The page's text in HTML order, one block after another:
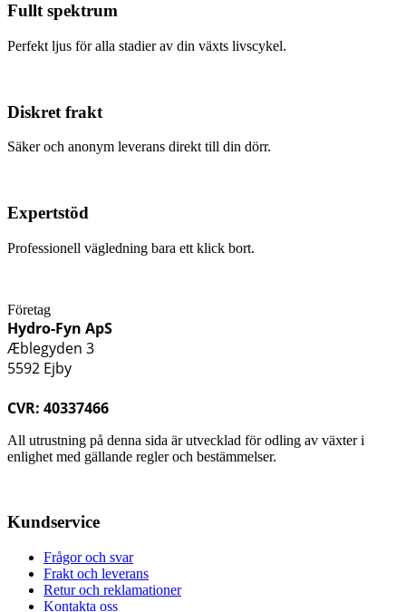
Fullt spektrum
Perfekt ljus för alla stadier av din växts livscykel.
Diskret frakt
Säker och anonym leverans direkt till din dörr.
Expertstöd
Professionell vägledning bara ett klick bort.
Företag
Hydro-Fyn ApS
Æblegyden 3
5592 Ejby
CVR: 40337466
All utrustning på denna sida är utvecklad för odling av växter i
enlighet med gällande regler och bestämmelser.
Kundservice
Frågor och svar
Frakt och leverans
Retur och reklamationer
Kontakta oss